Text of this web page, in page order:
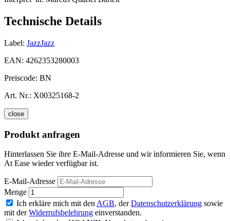
Technische Details
Label: JazzJazz
EAN: 4262353280003
Preiscode: BN
Art. Nr.: X00325168-2
close
Produkt anfragen
Hinterlassen Sie ihre E-Mail-Adresse und wir informieren Sie, wenn
At Ease wieder verfügbar ist.
E-Mail-Adresse
Menge
Ich erkläre mich mit den AGB, derDatenschutzerklärung sowie
mit derWiderrufsbelehrung einverstanden.